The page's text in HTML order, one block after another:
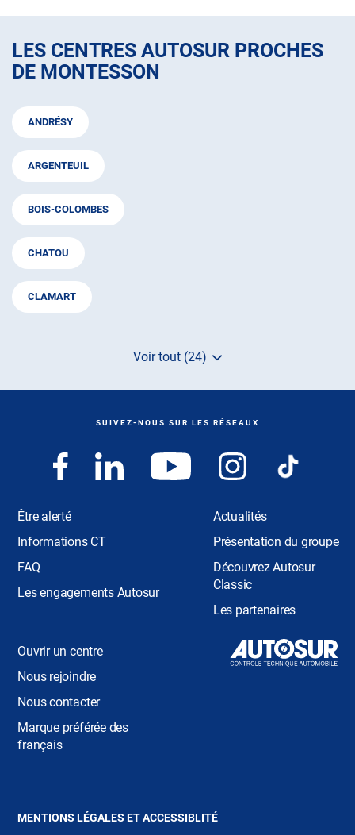
LES CENTRES AUTOSUR PROCHES
DE MONTESSON
ANDRÉSY
ARGENTEUIL
BOIS-COLOMBES
CHATOU
CLAMART
Voir tout (24)
de
de
de
SUIVEZ-NOUS SUR LES RÉSEAUX
Être alerté
Informations CT
FAQ
Les engagements Autosur
Actualités
Présentation du groupe
Découvrez Autosur
Classic
Les partenaires
Ouvrir un centre
Nous rejoindre
Nous contacter
Marque préférée des
français
MENTIONS LÉGALES ET ACCESSIBLITÉ(OUVRE